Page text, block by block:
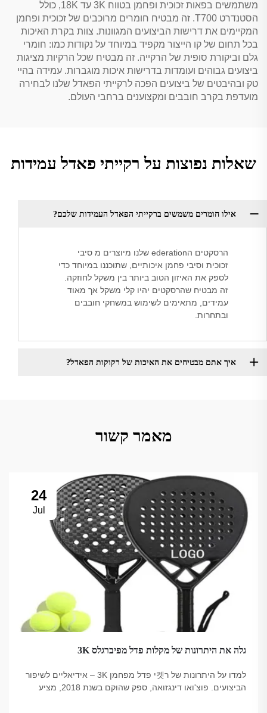
משתמשים בפאות זכוכית ופחמן בטווח 3K עד 18K, כולל
הסטנדרט T700. זה מבטיח חומרים מרוכבים של זכוכית ופחמן
המקיימים את דרישות הביצועים המגוונות. צוות בקרת האיכות
בכל תחום של קו הייצור מקפיד במיוחד על נקודות כמו: חומרי
גלם וביקורת סופית של הרקייה. זה מבטיח שכל הרקיות מציגות
ביצועים גבוהים ועומדות בדרישות איכות מוגברות. עמידה בהיי
טק ובהיבטים של ביצועים הפכה לרקייתי הפאדל שלנו לבחירה
מועדפת בקרב חובבים ומקצוענים ברחבי העולם.
שאלות נפוצות על רקייתי פאדל עמידות
אילו חומרים משמשים ברקייתי הפאדל העמידות שלכם?
הרסקטים הederation שלנו מיוצרים מ סיבי
זכוכית וסיבי פחמן איכותיים, שתוכננו במיוחד כדי
לספק את האיזון הטוב ביותר בין משקל לחוזקה.
זה מבטיח שהרסקטים יהיו קלי משקל אך מאוד
עמידים, מתאימים לשימוש במשחקי חובבים
ובתחרות.
איך אתם מבטיחים את האיכות של רקוקות הפאדל?
מאמר קשור
24
Jul
גלה את היתרונות של מקלות פדל מפיברגלס 3K
למדו על היתרונות של ר켓י פדל מפחמן 3K – אידיאליים לשיפור
הביצועים. פוצ'ואו דינגזואה, ספק שהוקם בשנת 2018, מציע